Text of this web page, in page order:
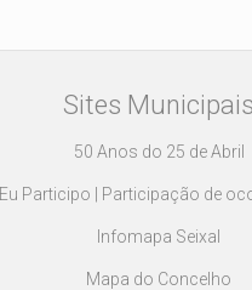
Sites Municipais
50 Anos do 25 de Abril
Eu Participo | Participação de
Infomapa Seixal
Mapa do Concelho